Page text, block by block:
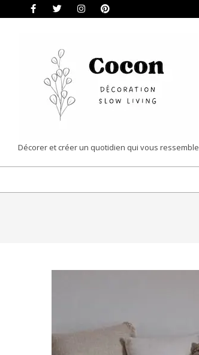
COCON
|
DÉCORATION
Décorer et créer un quotidien qui vous ressemble